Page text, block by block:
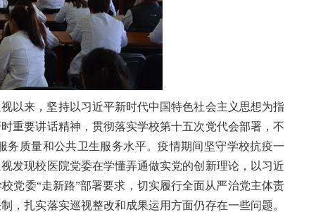
以来，坚持以习近平新时代中国特色社会主义思想为指
重要讲话精神，贯彻落实学校第十五次党代会部署，不
质量和公共卫生服务水平。疫情期间坚守学校抗疫一
发现校医院党委在学懂弄通做实党的创新理论，以习近
党委“走新路”部署要求，切实履行全面从严治党主体责
，扎实落实巡视整改和成果运用方面仍存在一些问题。